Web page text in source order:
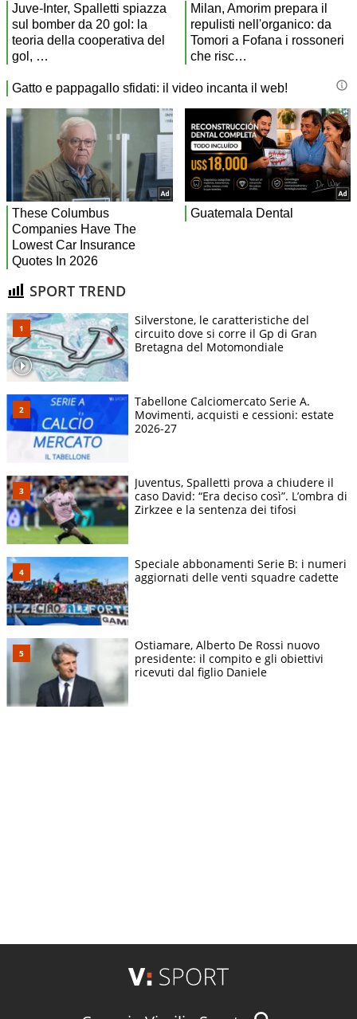
SPORT TREND
Silverstone, le caratteristiche del
circuito dove si corre il Gp di Gran
Bretagna del Motomondiale
Tabellone Calciomercato Serie A.
Movimenti, acquisti e cessioni: estate
2026-27
Juventus, Spalletti prova a chiudere il
caso David: “Era deciso così”. L’ombra di
Zirkzee e la sentenza dei tifosi
Speciale abbonamenti Serie B: i numeri
aggiornati delle venti squadre cadette
Ostiamare, Alberto De Rossi nuovo
presidente: il compito e gli obiettivi
ricevuti dal figlio Daniele